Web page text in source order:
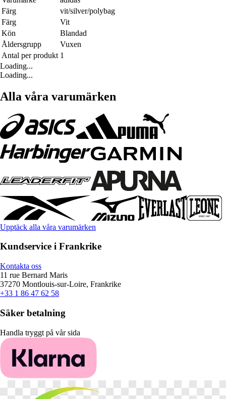
Färg
vit/silver/polybag
Färg
Vit
Kön
Blandad
Åldersgrupp
Vuxen
Antal per produkt 1
Loading...
Loading...
Alla våra varumärken
Upptäck alla våra varumärken
Kundservice i Frankrike
Kontakta oss
11 rue Bernard Maris
37270 Montlouis-sur-Loire, Frankrike
+33 1 86 47 62 58
Säker betalning
Handla tryggt på vår sida